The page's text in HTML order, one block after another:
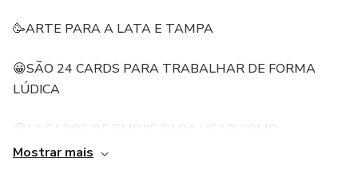
🥳ARTE PARA A LATA E TAMPA
😀SÃO 24 CARDS PARA TRABALHAR DE FORMA
LÚDICA
🤩12 CARDS DE EMOJIS PARA USAR COMO
RESPOSTAS
Mostrar mais